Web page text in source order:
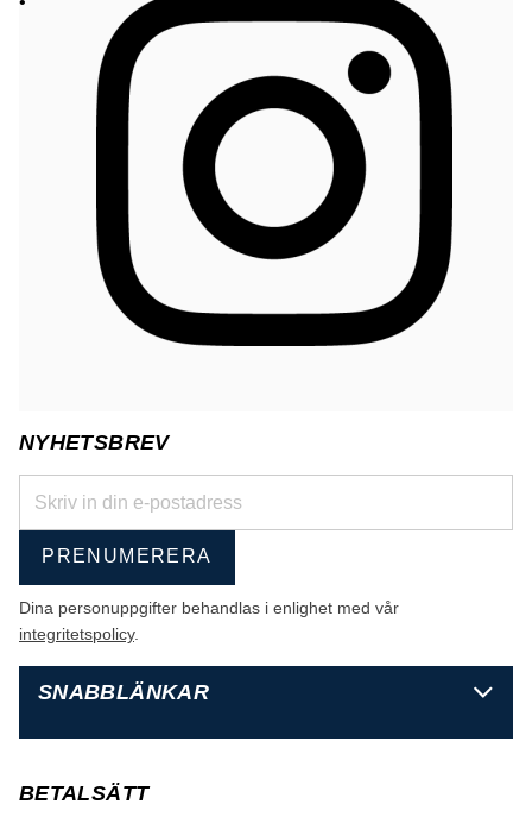
NYHETSBREV
PRENUMERERA
Dina personuppgifter behandlas i enlighet med vår
integritetspolicy.
SNABBLÄNKAR
BETALSÄTT